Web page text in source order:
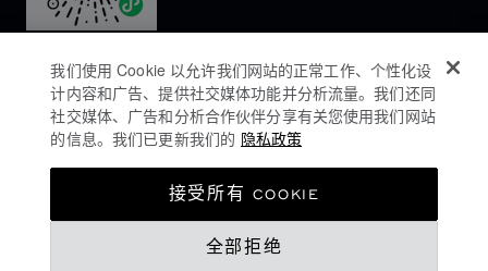
COOKIES政策
我们使用 Cookie 以允许我们网站的正常工作、个性化设
计内容和广告、提供社交媒体功能并分析流量。我们还同
社交媒体、广告和分析合作伙伴分享有关您使用我们网站
的信息。我们已更新我们的 隐私政策
全部拒绝
接受所有 COOKIE